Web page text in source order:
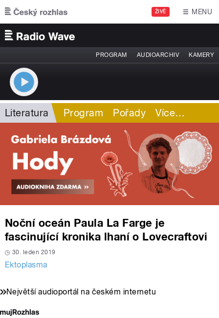
Přejít k hlavnímu obsahu
ŽIVĚ MENU
PROGRAM AUDIOARCHIV KAMERY
Literatura Program Pořady Více…
Noční oceán Paula La Farge je
fascinující kronika lhaní o Lovecraftovi
30. leden 2019
Ektoplasma
Největší audioportál na českém internetu